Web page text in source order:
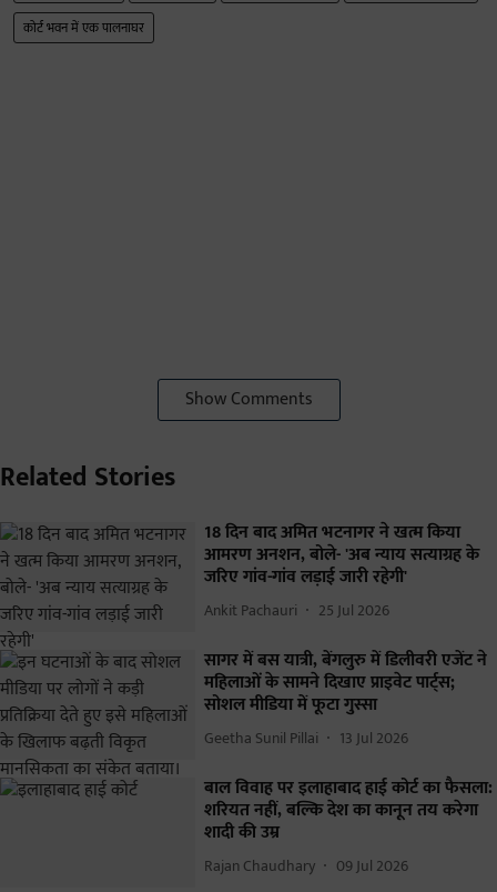
कोर्ट भवन में एक पालनाघर
Show Comments
Related Stories
18 दिन बाद अमित भटनागर ने खत्म किया
आमरण अनशन, बोले- 'अब न्याय सत्याग्रह के
जरिए गांव-गांव लड़ाई जारी रहेगी'
Ankit Pachauri 25 Jul 2026
सागर में बस यात्री, बेंगलुरु में डिलीवरी एजेंट ने
महिलाओं के सामने दिखाए प्राइवेट पार्ट्स;
सोशल मीडिया में फूटा गुस्सा
Geetha Sunil Pillai 13 Jul 2026
बाल विवाह पर इलाहाबाद हाई कोर्ट का फैसला:
शरियत नहीं, बल्कि देश का कानून तय करेगा
शादी की उम्र
Rajan Chaudhary 09 Jul 2026